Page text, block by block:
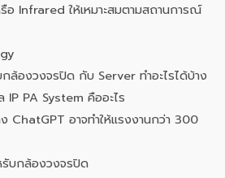
อ Infrared ให้เหมาะสมตามสถานการณ์
ล้องวงจรปิด กับ Server ทำอะไรได้บ้าง
IP PA System คืออะไร
ChatGPT อาจทำให้แรงงานกว่า 300
รับกล้องวงจรปิด